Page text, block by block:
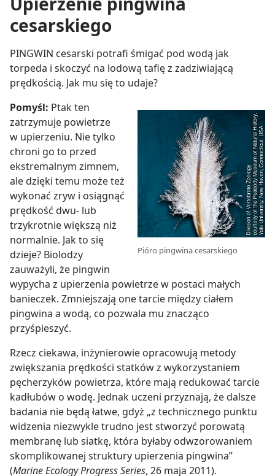
cesarskiego
PINGWIN cesarski potrafi śmigać pod wodą jak
torpeda i skoczyć na lodową taflę z zadziwiającą
prędkością. Jak mu się to udaje?
Pióro pingwina cesarskiego
Pomyśl: Ptak ten
zatrzymuje powietrze
w upierzeniu. Nie tylko
chroni go to przed
ekstremalnym zimnem,
ale dzięki temu może też
wykonać zryw i osiągnąć
prędkość dwu- lub
trzykrotnie większą niż
normalnie. Jak to się
dzieje? Biolodzy
zauważyli, że pingwin
wypycha z upierzenia powietrze w postaci małych
banieczek. Zmniejszają one tarcie między ciałem
pingwina a wodą, co pozwala mu znacząco
przyśpieszyć.
Rzecz ciekawa, inżynierowie opracowują metody
zwiększania prędkości statków z wykorzystaniem
pęcherzyków powietrza, które mają redukować tarcie
kadłubów o wodę. Jednak uczeni przyznają, że dalsze
badania nie będą łatwe, gdyż „z technicznego punktu
widzenia niezwykle trudno jest stworzyć porowatą
membranę lub siatkę, która byłaby odwzorowaniem
skomplikowanej struktury upierzenia pingwina”
(Marine Ecology Progress Series, 26 maja 2011).